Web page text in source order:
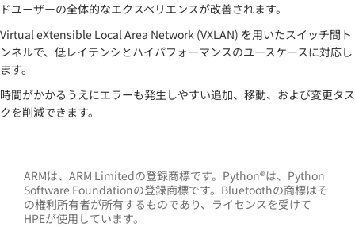
ドユーザーの全体的なエクスペリエンスが改善されます。
Virtual eXtensible Local Area Network (VXLAN) を用いたスイッチ間ト
ンネルで、低レイテンシとハイパフォーマンスのユースケースに対応し
ます。
時間がかかるうえにエラーも発生しやすい追加、移動、および変更タス
クを削減できます。
ARMは、ARM Limitedの登録商標です。Python®は、Python
Software Foundationの登録商標です。Bluetoothの商標はそ
の権利所有者が所有するものであり、ライセンスを受けて
HPEが使用しています。